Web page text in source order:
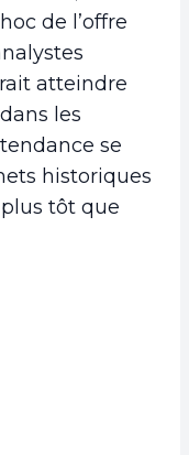
de l’offre
atteindre
les
se
historiques
tôt que